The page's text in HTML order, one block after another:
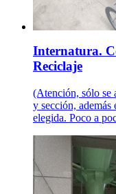
Internatura.
Reciclaje
(Atención, sólo se
y sección, además
elegida. Poco a